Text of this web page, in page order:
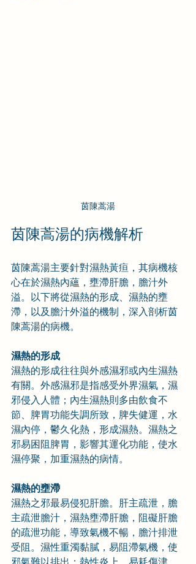
茵陳蒿湯
茵陳蒿湯的病機解析
茵陳蒿湯主要針對濕熱黃疸，其病機核
心在於濕熱內蘊，壅滯肝膽，膽汁外
溢。以下將從濕熱的形成、濕熱的壅
滯，以及膽汁外溢的機制，深入剖析茵
陳蒿湯的病機。
濕熱的形成
濕熱的形成往往與外感濕邪或內生濕熱
有關。外感濕邪是指感受外界濕氣，濕
邪侵入人體；內生濕熱則多由飲食不
節、脾胃功能失調所致，脾失健運，水
濕內停，鬱久化熱，形成濕熱。濕熱之
邪易困阻脾胃，影響其運化功能，使水
濕停聚，加重濕熱的病情。
濕熱的壅滯
濕熱之邪最易侵犯肝膽。肝主疏泄，膽
主疏泄膽汁，濕熱壅滯肝膽，阻礙肝膽
的疏泄功能，導致氣機不暢，膽汁排泄
受阻。濕性重濁黏膩，易阻滯氣機，使